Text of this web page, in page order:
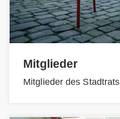
Mitglieder
Mitglieder des Stadtrats